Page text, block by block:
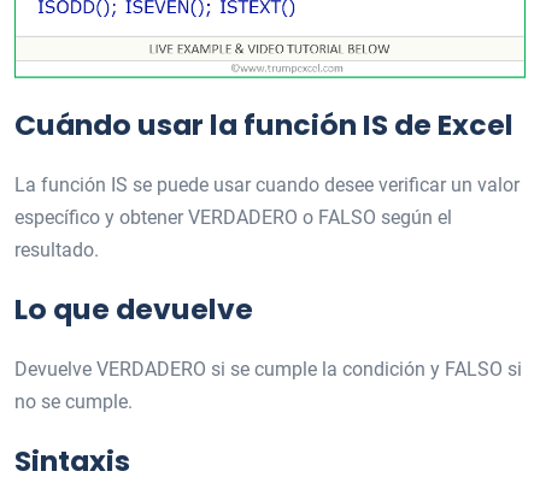
Cuándo usar la función IS de Excel
La función IS se puede usar cuando desee verificar un valor
específico y obtener VERDADERO o FALSO según el
resultado.
Lo que devuelve
Devuelve VERDADERO si se cumple la condición y FALSO si
no se cumple.
Sintaxis